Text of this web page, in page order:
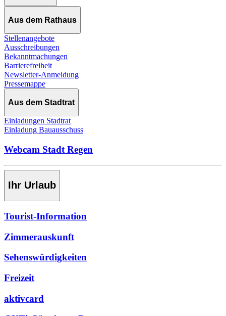
Aus dem Rathaus
Stellenangebote
Ausschreibungen
Bekanntmachungen
Barrierefreiheit
Newsletter-Anmeldung
Pressemappe
Aus dem Stadtrat
Einladungen Stadtrat
Einladung Bauausschuss
Webcam Stadt Regen
Ihr Urlaub
Tourist-Information
Zimmerauskunft
Sehenswürdigkeiten
Freizeit
aktivcard